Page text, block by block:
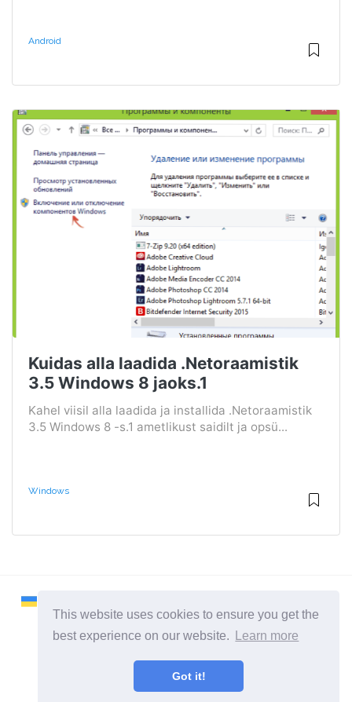
This website uses cookies to ensure you get the
best experience on our website.
Learn more
Got it!
Android
Kuidas alla laadida .Netoraamistik
3.5 Windows 8 jaoks.1
Kahel viisil alla laadida ja installida .Netoraamistik
3.5 Windows 8 -s.1 ametlikust saidilt ja opsü...
Windows
2026 ©Remontcompa
Kõik kategooriad